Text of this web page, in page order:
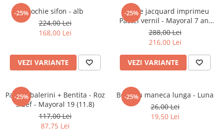
Saci jucarii si cutii depozitare
-25%Rochie sifon - alb
224,00 Lei
168,00 Lei
VEZI VARIANTE
-25%
Rochie jacquard imprimeu
Pastel vernil - Mayoral 7 ani
(122 cm)
288,00 Lei
216,00 Lei
VEZI VARIANTE
-25%
Pantofi balerini + Bentita - Roz
sidef - Mayoral 19 (11.8)
117,00 Lei
87,75 Lei
-25%
Body cu maneca lunga - Luna
26,00 Lei
19,50 Lei